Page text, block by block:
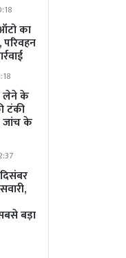
का
लेने के
टंकी
जांच के
दिसंबर
बड़ा